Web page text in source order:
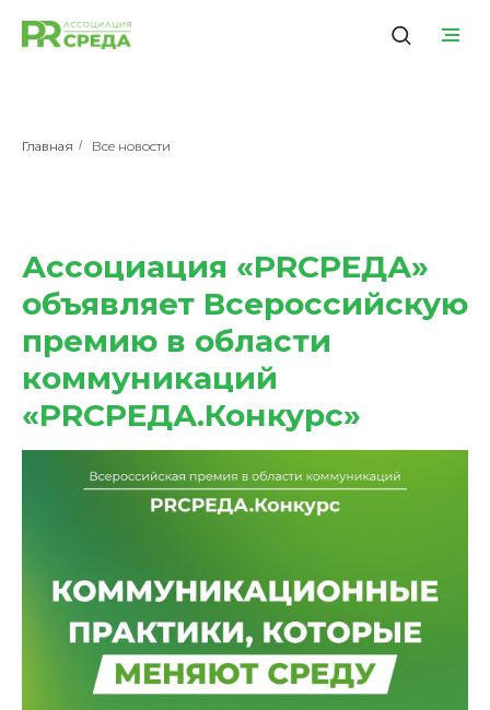
Главная / Все новости
Ассоциация «PRСРЕДА»
объявляет Всероссийскую
премию в области
коммуникаций
«PRСРЕДА.Конкурс»